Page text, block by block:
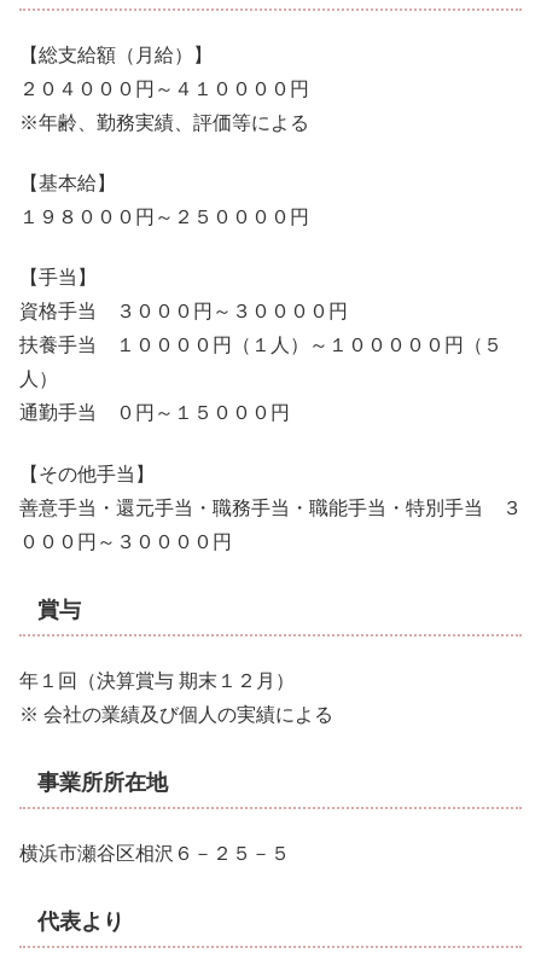
【総支給額（月給）】
２０４０００円～４１００００円
※年齢、勤務実績、評価等による
【基本給】
１９８０００円～２５００００円
【手当】
資格手当 ３０００円～３００００円
扶養手当 １００００円（１人）～１０００００円（５
人）
通勤手当 ０円～１５０００円
【その他手当】
善意手当・還元手当・職務手当・職能手当・特別手当 ３
０００円～３００００円
賞与
年１回（決算賞与 期末１２月）
※ 会社の業績及び個人の実績による
事業所所在地
横浜市瀬谷区相沢６－２５－５
代表より